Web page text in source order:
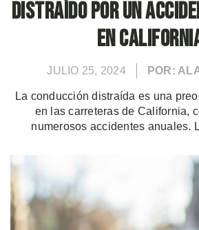
Distraído por un
en
JULIO 25, 2024 POR:
La conducción distraída es una
en las carreteras de California,
numerosos accidentes anuales.